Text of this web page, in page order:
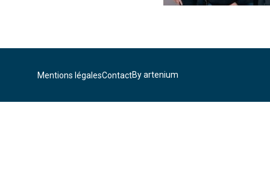
Mentions légalesContactBy artenium